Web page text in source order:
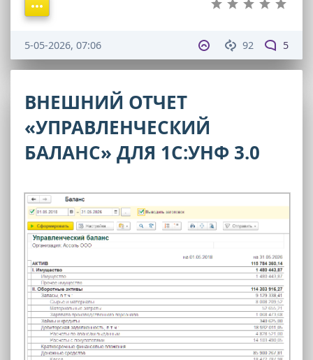
92 5
5-05-2026, 07:06
ВНЕШНИЙ ОТЧЕТ
«УПРАВЛЕНЧЕСКИЙ
БАЛАНС» ДЛЯ 1С:УНФ 3.0